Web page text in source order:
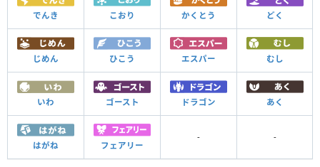
でんき こおり かくとう どく
じめん ひこう エスパー むし
いわ ゴースト ドラゴン あく
はがね フェアリー
- -